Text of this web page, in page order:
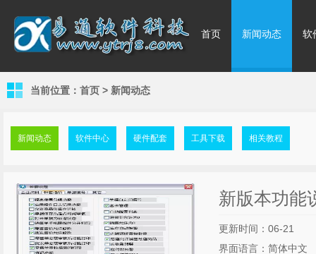
首页 新闻动态 软
当前位置： 首页 > 新闻动态
新闻动态 软件中心 硬件配套 工具下载 相关教程
新版本功能
更新时间：06-21
界面语言：简体中文